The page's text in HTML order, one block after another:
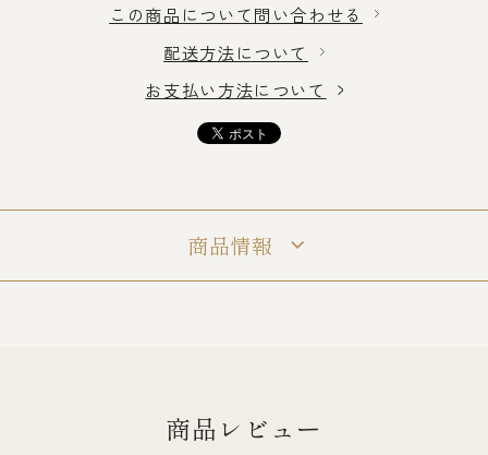
冷凍商品一覧
冷蔵商品一覧
この商品について問い合わせる
配送方法について
お支払い方法について
商品情報
商品レビュー